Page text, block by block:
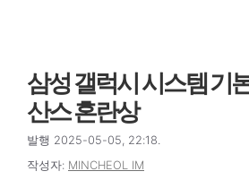
삼성 갤럭시 시스템 기
산스 혼란상
발행 2025-05-05, 22:18.
작성자: MINCHEOL IM